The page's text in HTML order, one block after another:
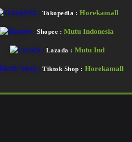
Tokopedia : Horekamall
Shopee : Mutu Indonesia
Lazada : Mutu Ind
Tiktok Shop : Horekamall